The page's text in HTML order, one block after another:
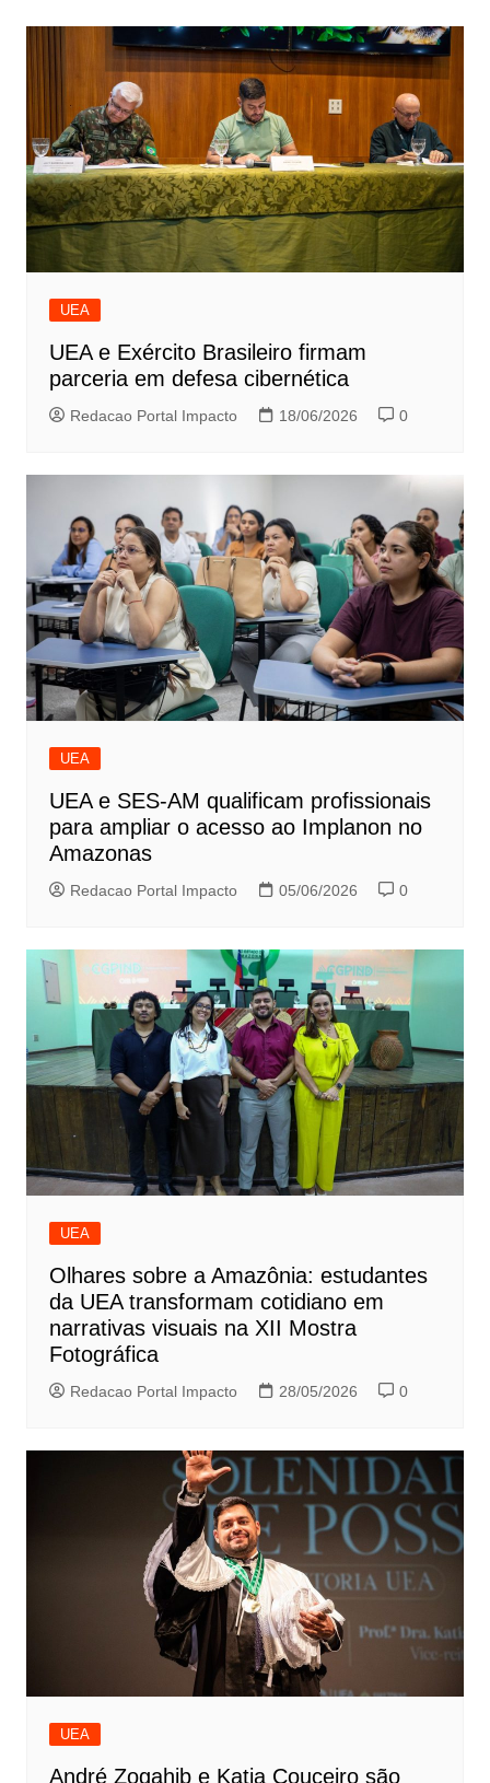
UEA
UEA e Exército Brasileiro firmam
parceria em defesa cibernética
Redacao Portal Impacto 18/06/2026 0
UEA
UEA e SES-AM qualificam profissionais
para ampliar o acesso ao Implanon no
Amazonas
Redacao Portal Impacto 05/06/2026 0
UEA
Olhares sobre a Amazônia: estudantes
da UEA transformam cotidiano em
narrativas visuais na XII Mostra
Fotográfica
Redacao Portal Impacto 28/05/2026 0
UEA
André Zogahib e Katia Couceiro são